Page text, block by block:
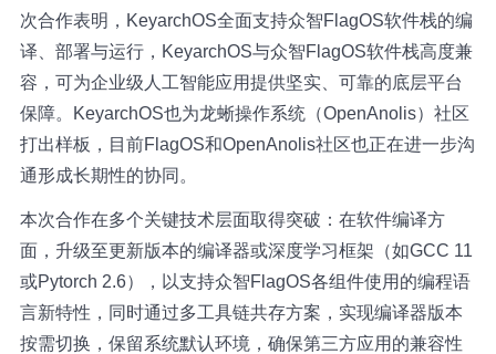
次合作表明，KeyarchOS全面支持众智FlagOS软件栈的编
译、部署与运行，KeyarchOS与众智FlagOS软件栈高度兼
容，可为企业级人工智能应用提供坚实、可靠的底层平台
保障。KeyarchOS也为龙蜥操作系统（OpenAnolis）社区
打出样板，目前FlagOS和OpenAnolis社区也正在进一步沟
通形成长期性的协同。
本次合作在多个关键技术层面取得突破：在软件编译方
面，升级至更新版本的编译器或深度学习框架（如GCC 11
或Pytorch 2.6），以支持众智FlagOS各组件使用的编程语
言新特性，同时通过多工具链共存方案，实现编译器版本
按需切换，保留系统默认环境，确保第三方应用的兼容性